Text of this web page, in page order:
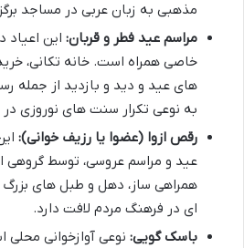
مذهبی به زبان عربی در مساجد
مراسم عید فطر و قربان: این
خاصی همراه است. خانه تکانی،
های عید و دید و بازدید از جمله
به نوعی تکرار سنت های نوروزی
رقص ازوا (عضوا یا رزیف خوانی):
عید و مراسم عروسی، توسط گروهی
همراهی ساز، دهل و طبل های بزرگ
ای در فرهنگ مردم لافت دارد.
باسک گویی: نوعی آوازخوانی